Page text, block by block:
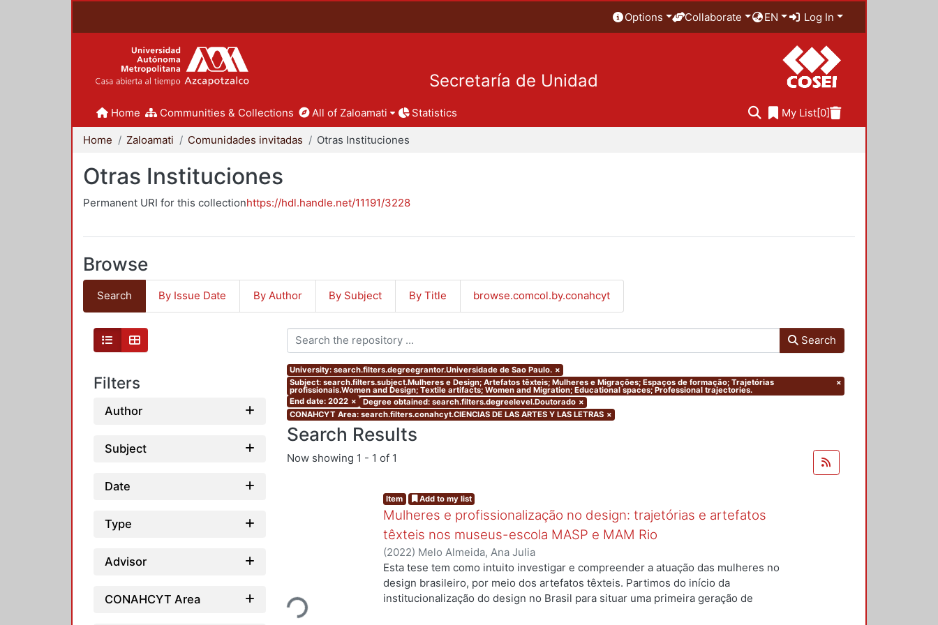
Options Collaborate EN Log In
Secretaría de Unidad
Home Communities & Collections All of Zaloamati Statistics My List[0]
Home Zaloamati Comunidades invitadas Otras Instituciones
Otras Instituciones
Permanent URI for this collectionhttps://hdl.handle.net/11191/3228
Browse
Search By Issue Date By Author By Subject By Title browse.comcol.by.conahcyt
Filters
Author
Subject
Date
Type
Advisor
CONAHCYT Area
Search
University: search.filters.degreegrantor.Universidade de Sao Paulo. ×
Subject: search.filters.subject.Mulheres e Design; Artefatos têxteis; Mulheres e Migrações; Espaços de formação; Trajetórias
profissionais.Women and Design; Textile artifacts; Women and Migration; Educational spaces; Professional trajectories.
×
End date: 2022 × Degree obtained: search.filters.degreelevel.Doutorado ×
CONAHCYT Area: search.filters.conahcyt.CIENCIAS DE LAS ARTES Y LAS LETRAS ×
Search Results
Now showing 1 - 1 of 1
Loading...
Item Add to my list
Mulheres e profissionalização no design: trajetórias e artefatos
têxteis nos museus-escola MASP e MAM Rio
(2022) Melo Almeida, Ana Julia
Esta tese tem como intuito investigar e compreender a atuação das mulheres no
design brasileiro, por meio dos artefatos têxteis. Partimos do início da
institucionalização do design no Brasil para situar uma primeira geração de